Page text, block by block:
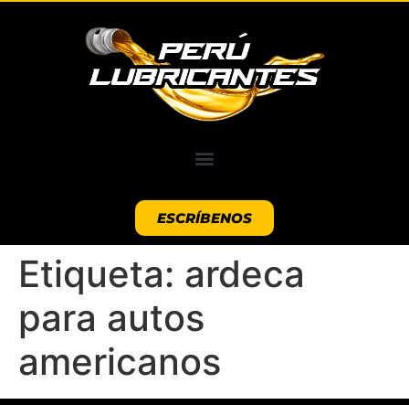
ESCRÍBENOS
Etiqueta: ardeca
para autos
americanos